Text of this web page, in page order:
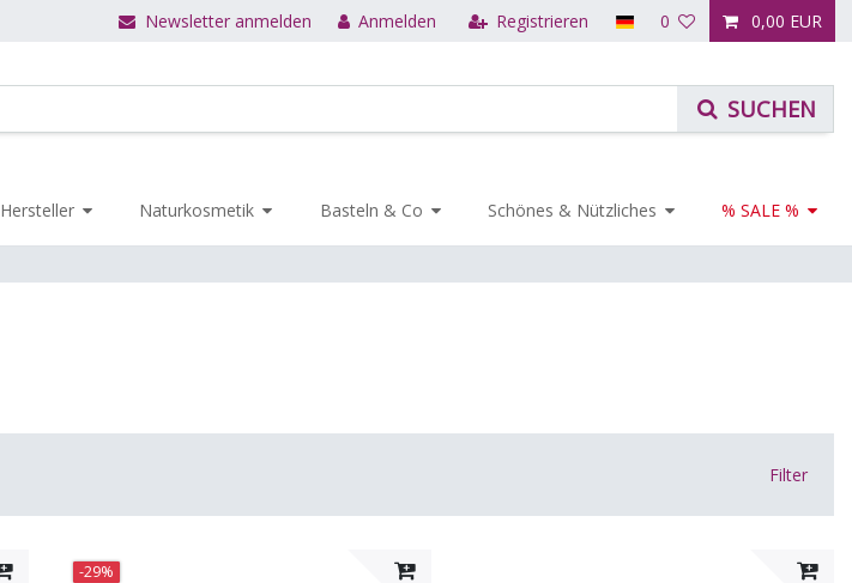
Newsletter anmelden Anmelden Registrieren 0 0,00 EUR
Hersteller Naturkosmetik Basteln & Co Schönes & Nützliches % SALE %
Filter
-29%